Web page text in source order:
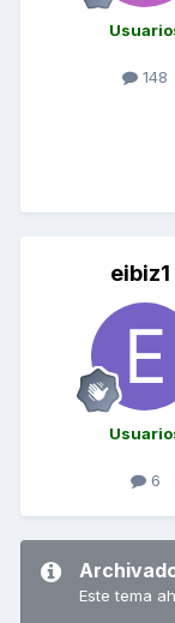
148
eibiz1
6
Este tema